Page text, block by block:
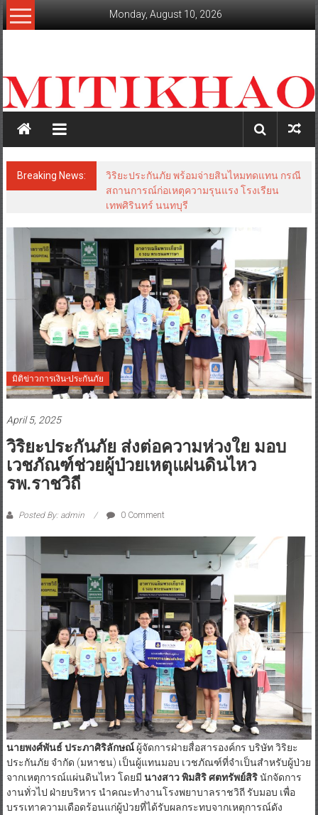
Skip
to
Monday, August 10, 2026
สะท้อน
ลึก
เหลี่ยม
มุม
เศรษฐกิจ-
การเมือง-
Breaking News:
วิริยะประกันภัย พร้อมจ่ายสินไหมทดแทน กรณี
สถานการณ์ก่อเหตุความรุนแรง โรงเรียน
เทพศิรินทร์ นนทบุรี
มิติข่าวการเงิน-ประกันภัย
April 5, 2025
วิริยะประกันภัย ส่งต่อความห่วงใย มอบ
เวชภัณฑ์ช่วยผู้ป่วยเหตุแผ่นดินไหว
รพ.ราชวิถี
Posted By: admin 0 Comment
นายพงศ์พันธ์ ประภาศิริลักษณ์ผู้จัดการฝ่ายสื่อสารองค์กร บริษัท วิริยะ
ประกันภัย จำกัด (มหาชน) เป็นผู้แทนมอบ เวชภัณฑ์ที่จำเป็นสำหรับผู้ป่วย
จากเหตุการณ์แผ่นดินไหว โดยมี นางสาวพิมสิริศตทรัพย์สิรินักจัดการ
งานทั่วไป ฝ่ายบริหาร นำคณะทำงานโรงพยาบาลราชวิถี รับมอบ เพื่อ
บรรเทาความเดือดร้อนแก่ผู้ป่วยที่ได้รับผลกระทบจากเหตุการณ์ดัง